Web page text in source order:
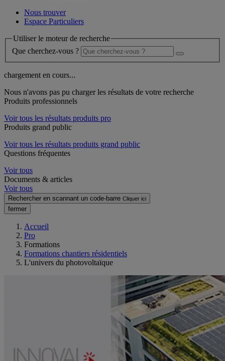
Nous trouver
Espace Particuliers
Utiliser le moteur de recherche
Que cherchez-vous ?
chargement en cours...
Nous n'avons pas pu charger les résultats de votre recherche
Produits professionnels
Voir tous les résultats produits pro
Produits grand public
Voir tous les résultats produits grand public
Questions fréquentes
Voir tous
Documents & articles
Voir tous
Rechercher en scannant un code-barre Cliquer ici
fermer
Accueil
Pro
Formations
Formations chantiers résidentiels
L'univers du photovoltaïque